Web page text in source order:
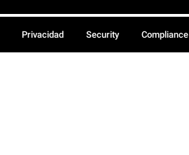
Privacidad Security Compliance